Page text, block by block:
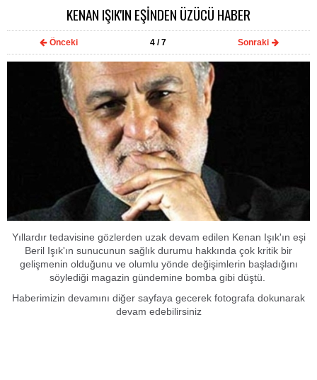
KENAN IŞIK'IN EŞİNDEN ÜZÜCÜ HABER
Önceki 4 / 7 Sonraki
Yıllardır tedavisine gözlerden uzak devam edilen Kenan Işık'ın eşi
Beril Işık'ın sunucunun sağlık durumu hakkında çok kritik bir
gelişmenin olduğunu ve olumlu yönde değişimlerin başladığını
söylediği magazin gündemine bomba gibi düştü.
Haberimizin devamını diğer sayfaya gecerek fotografa dokunarak
devam edebilirsiniz